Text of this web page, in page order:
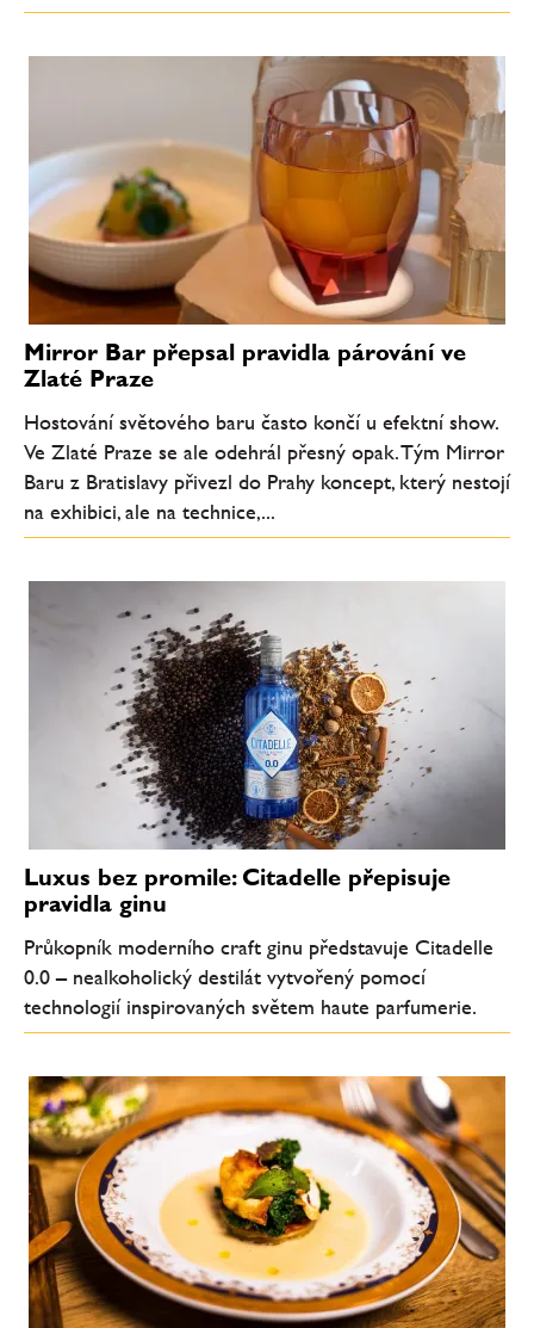
Mirror Bar přepsal pravidla párování ve
Zlaté Praze
Hostování světového baru často končí u efektní show.
Ve Zlaté Praze se ale odehrál přesný opak. Tým Mirror
Baru z Bratislavy přivezl do Prahy koncept, který nestojí
na exhibici, ale na technice,...
Luxus bez promile: Citadelle přepisuje
pravidla ginu
Průkopník moderního craft ginu představuje Citadelle
0.0 – nealkoholický destilát vytvořený pomocí
technologií inspirovaných světem haute parfumerie.